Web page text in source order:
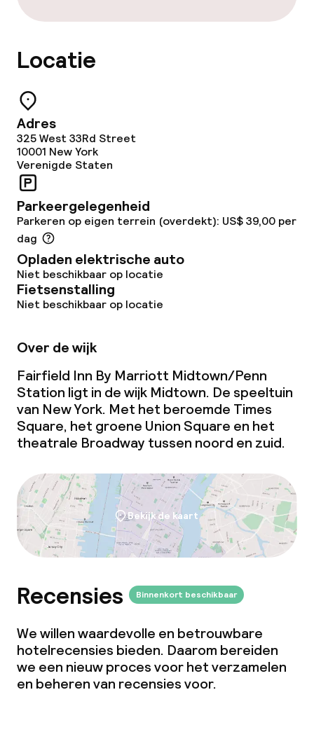
Wasservice
Zakelijke faciliteiten
Vergaderruimte
Beleid
Overal rookvrij
Locatie
Adres
325 West 33Rd Street
10001 New York
Verenigde Staten
Parkeergelegenheid
Parkeren op eigen terrein (overdekt): US$ 39,00 per
dag
Opladen elektrische auto
Niet beschikbaar op locatie
Fietsenstalling
Niet beschikbaar op locatie
Over de wijk
Fairfield Inn By Marriott Midtown/Penn
Station ligt in de wijk Midtown. De speeltuin
van New York. Met het beroemde Times
Square, het groene Union Square en het
theatrale Broadway tussen noord en zuid.
Bekijk de kaart
Recensies Binnenkort beschikbaar
We willen waardevolle en betrouwbare
hotelrecensies bieden. Daarom bereiden
we een nieuw proces voor het verzamelen
en beheren van recensies voor.